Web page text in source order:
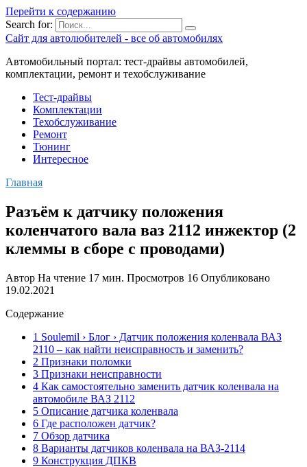
Перейти к содержанию
Search for:
Сайт для автолюбителей - все об автомобилях
Автомобильный портал: тест-драйвы автомобилей,
комплектации, ремонт и техобслуживание
Тест-драйвы
Комплектации
Техобслуживание
Ремонт
Тюнинг
Интересное
Главная
Разъём к датчику положения
коленчатого вала ваз 2112 инжектор (2
клеммы в сборе с проводами)
Автор На чтение 17 мин. Просмотров 16 Опубликовано
19.02.2021
Содержание
1 Soulemil › Блог › Датчик положения коленвала ВАЗ
2110 – как найти неисправность и заменить?
2 Признаки поломки
3 Признаки неисправности
4 Как самостоятельно заменить датчик коленвала на
автомобиле ВАЗ 2112
5 Описание датчика коленвала
6 Где расположен датчик?
7 Обзор датчика
8 Варианты датчиков коленвала на ВАЗ-2114
9 Конструкция ДПКВ